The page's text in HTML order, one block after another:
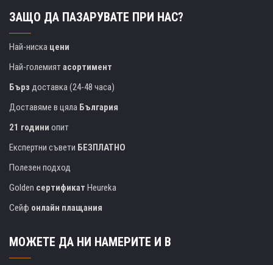
ЗАЩО ДА ПАЗАРУВАТЕ ПРИ НАС?
Най-ниска цени
Най-големиятасортимент
Бърз доставка (24-48 часа)
Доставяме в цяла България
21 години опит
Експертни съвети БЕЗПЛАТНО
Полезен подход
Golden сертификат Heureka
Сейф онлайн плащания
МОЖЕТЕ ДА НИ НАМЕРИТЕ И В